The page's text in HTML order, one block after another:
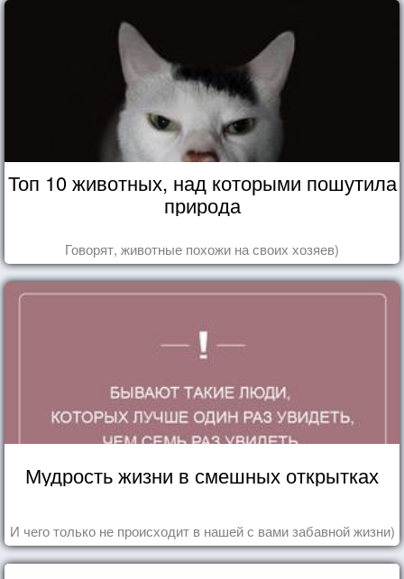
Топ 10 животных, над которыми пошутила
природа
Говорят, животные похожи на своих хозяев)
Мудрость жизни в смешных открытках
И чего только не происходит в нашей с вами забавной жизни)